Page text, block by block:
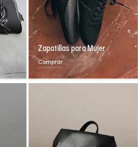
Zapatillas para Mujer
Comprar